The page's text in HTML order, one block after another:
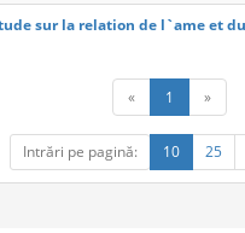
sur la relation de l`ame et
« 1 »
Intrări pe pagină: 10 25